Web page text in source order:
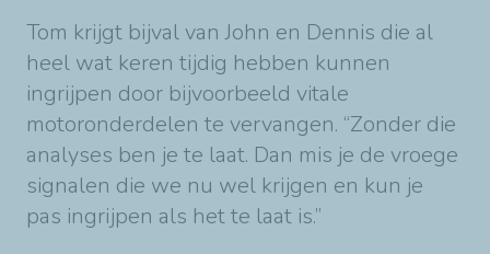
Tom krijgt bijval van John en Dennis die al
heel wat keren tijdig hebben kunnen
ingrijpen door bijvoorbeeld vitale
motoronderdelen te vervangen. “Zonder die
analyses ben je te laat. Dan mis je de vroege
signalen die we nu wel krijgen en kun je
pas ingrijpen als het te laat is.”